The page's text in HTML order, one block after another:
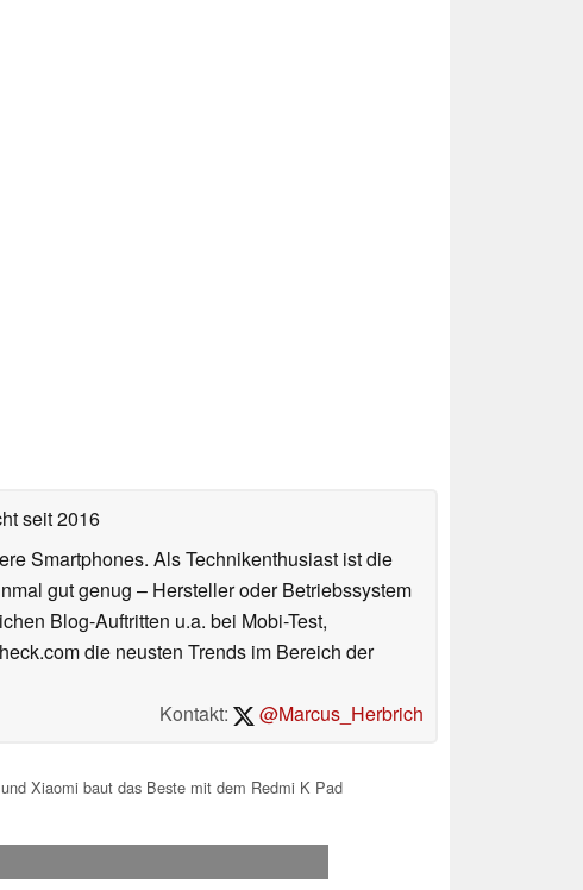
seit 2016
Smartphones. Als Technikenthusiast ist die
gut genug – Hersteller oder Betriebssystem
Blog-Auftritten u.a. bei Mobi-Test,
die neusten Trends im Bereich der
Kontakt: @Marcus_Herbrich
Xiaomi baut das Beste mit dem Redmi K Pad